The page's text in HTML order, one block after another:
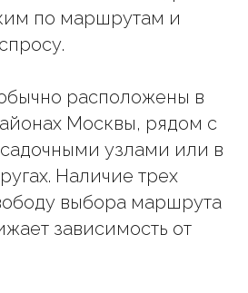
по маршрутам и
расположены в
Москвы, рядом с
узлами или в
Наличие трех
выбора маршрута
зависимость от